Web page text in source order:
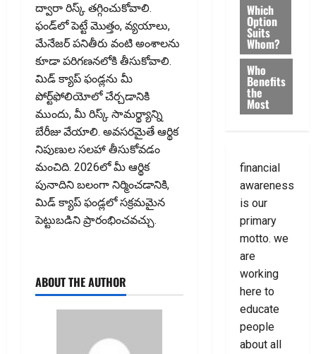
ద్వారా రిస్క్ తగ్గించుకోవాలి.
ఫండ్‌లో పెట్టే మొత్తం, వ్యయాలు,
మేనేజర్‌ పనితీరు వంటి అంశాలను
కూడా పరిగణనలోకి తీసుకోవాలి.
మిడ్ క్యాప్ ఫండ్లను మీ
పోర్ట్‌ఫోలియోలో చేర్చడానికి
ముందు, మీ రిస్క్ సామర్థ్యాన్ని
బేరీజు వేయాలి. అవసరమైతే ఆర్థిక
నిపుణుల సలహా తీసుకోవడం
మంచిది. 2026లో మీ ఆర్థిక
పునాదిని బలంగా నిర్మించడానికి,
మిడ్ క్యాప్ ఫండ్లలో సక్రమమైన
పెట్టుబడిని ప్రారంభించవచ్చు.
ABOUT THE AUTHOR
Which
Option
Suits
Whom?
Who
Benefits
the
Most
financial
awareness
is our
primary
motto. we
are
working
here to
educate
people
about all